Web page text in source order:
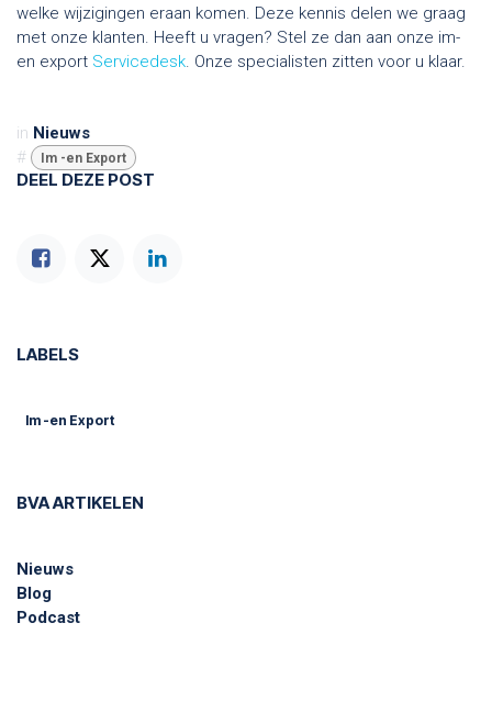
welke wijzigingen eraan komen. Deze kennis delen we graag
met onze klanten. Heeft u vragen? Stel ze dan aan onze im-
en export Servicedesk . Onze specialisten zitten voor u klaar.
in Nieuws
#
Im -en Export
DEEL DEZE POST
LABELS
Im -en Export
BVA ARTIKELEN
Nieuws
Blog
Podcast